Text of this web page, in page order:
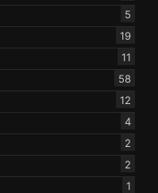
5
19
11
58
12
4
2
2
1